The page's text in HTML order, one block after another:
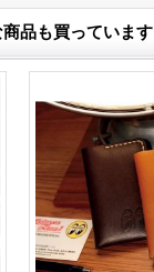
品も買っています